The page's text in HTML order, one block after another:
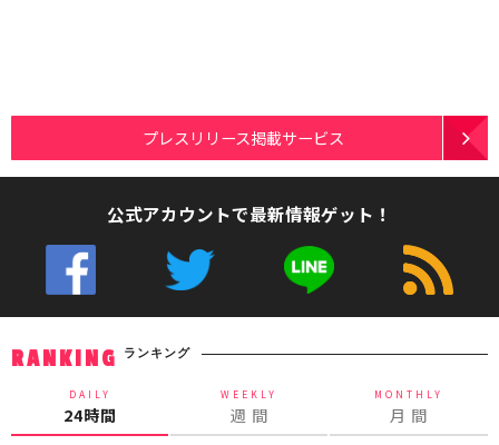
プレスリリース掲載サービス
公式アカウントで最新情報ゲット！
RANKING ランキング
DAILY
24時間
WEEKLY
週 間
MONTHLY
月 間